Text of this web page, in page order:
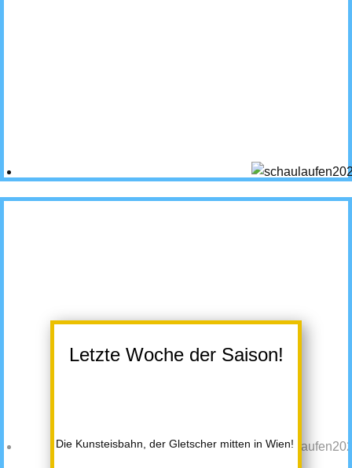
Letzte Woche der Saison!
Die Kunsteisbahn, der Gletscher mitten in Wien!